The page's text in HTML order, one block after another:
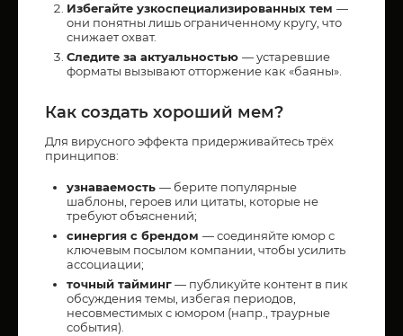
Избегайте узкоспециализированных тем —
они понятны лишь ограниченному кругу, что
снижает охват.
Следите за актуальностью — устаревшие
форматы вызывают отторжение как «баяны».
Как создать хороший мем?
Для вирусного эффекта придерживайтесь трёх
принципов:
узнаваемость — берите популярные
шаблоны, героев или цитаты, которые не
требуют объяснений;
синергия с брендом — соединяйте юмор с
ключевым посылом компании, чтобы усилить
ассоциации;
точный тайминг— публикуйте контент в пик
обсуждения темы, избегая периодов,
несовместимых с юмором (напр., траурные
события).